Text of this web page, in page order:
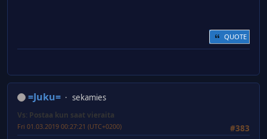
QUOTE
=Juku= sekamies
Vs: Postaa kun saat vieraita
#383
Fri 01.03.2019 00:27:21 (UTC+0200)